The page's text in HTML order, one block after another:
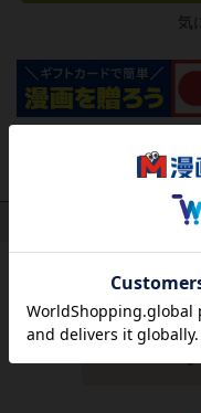
気
（関連商
この作品にはまだレ
方のために感